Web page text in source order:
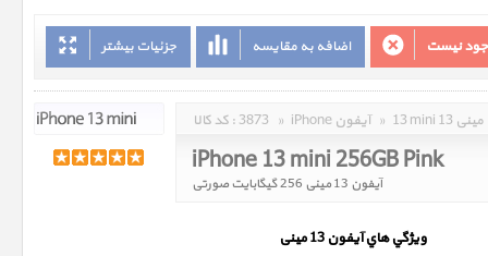
جزئیات بیشتر اضافه به مقایسه نیست
کد کالا : 3873 » iPhone آیفون » 13 mini 13 مینی
iPhone 13 mini 256GB Pink
آیفون 13 مینی 256 گیگابایت صورتی
ويژگي هاي آيفون 13
مینی